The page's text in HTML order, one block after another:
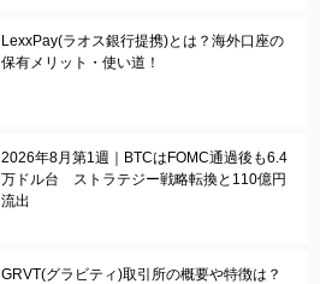
LexxPay(ラオス銀行提携)とは？海外口座の
保有メリット・使い道！
2026年8月第1週｜BTCはFOMC通過後も6.4
万ドル台 ストラテジー戦略転換と110億円
流出
GRVT(グラビティ)取引所の概要や特徴は？